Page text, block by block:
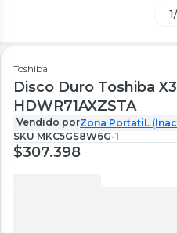
1/
Toshiba
Disco Duro Toshiba
HDWR71AXZSTA
Vendido porZona PortatiL
SKU MKC5GS8W6G-1
$307.398